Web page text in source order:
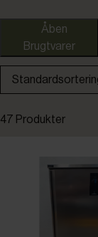
Brugtvarer
47 Produkter